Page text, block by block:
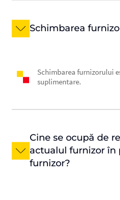
Schimbarea
Schimbarea furnizorului
suplimentare.
Cine se ocupă de
actualul furnizor în
furnizor?